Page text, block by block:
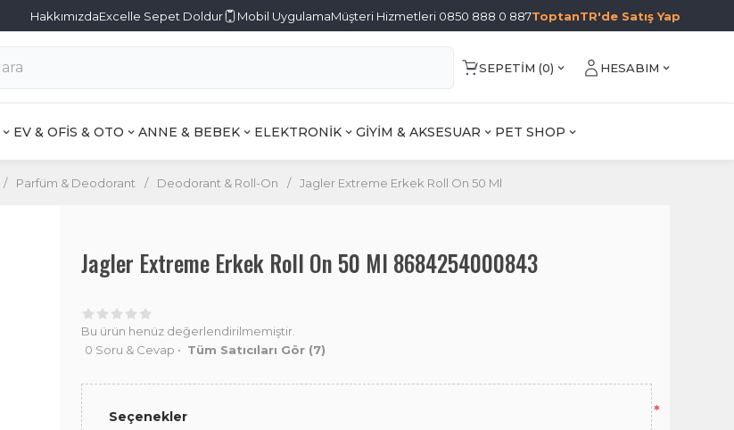
HakkımızdaExcelle Sepet Doldur Mobil UygulamaMüşteri Hizmetleri 0850 888 0 887ToptanTR'de Satış Yap
SEPETIM (0) HESABIM
EV & OFİS & OTO ANNE & BEBEK ELEKTRONİK GİYİM & AKSESUAR PET SHOP
/ Parfüm & Deodorant / Deodorant & Roll-On / Jagler Extreme Erkek Roll On 50 Ml
Jagler Extreme Erkek Roll On 50 Ml 8684254000843
Bu ürün henüz değerlendirilmemiştir.
0 Soru & Cevap • Tüm Satıcıları Gör (7)
Seçenekler *